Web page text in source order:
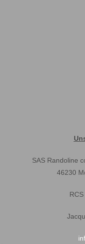
SAS Randoline
46230